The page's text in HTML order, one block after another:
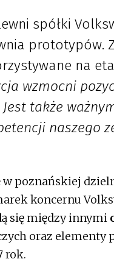
spółki
prototypów.
na
wzmocni
także
naszego
w poznańskiej
koncernu
się między innymi
oraz elementy
rok.